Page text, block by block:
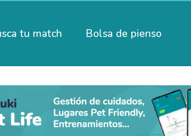
tu match Bolsa de pienso